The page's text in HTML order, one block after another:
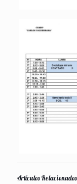
Artículos Relacionados